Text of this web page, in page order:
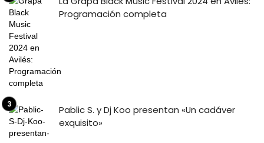
Programación completa
Pablic S. y Dj Koo presentan «Un cadáver
exquisito»